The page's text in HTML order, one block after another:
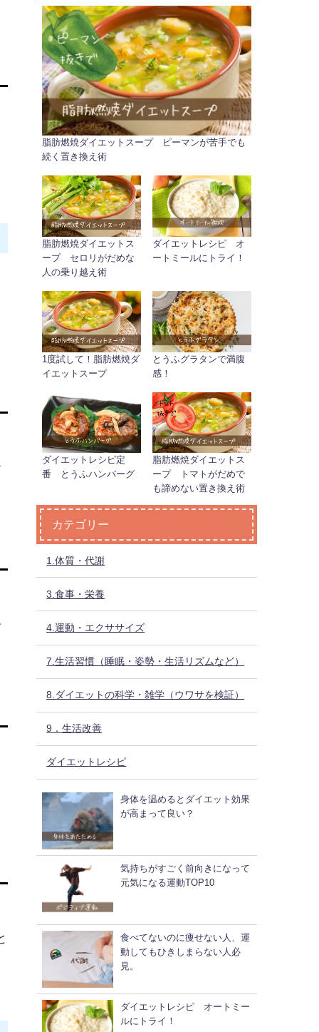
脂肪燃焼ダイエットスープ ピーマンが苦手でも
続く置き換え術
脂肪燃焼ダイエットス
ープ セロリがだめな
人の乗り越え術
ダイエットレシピ オ
ートミールにトライ！
1度試して！脂肪燃焼ダ
イエットスープ
とうふグラタンで満腹
感！
ダイエットレシピ定
番 とうふハンバーグ
脂肪燃焼ダイエットス
ープ トマトがだめで
も諦めない置き換え術
カテゴリー
1.体質・代謝
3.食事・栄養
4.運動・エクササイズ
7.生活習慣（睡眠・姿勢・生活リズムなど）
8.ダイエットの科学・雑学（ウワサを検証）
9．生活改善
ダイエットレシピ
身体を温めるとダイエット効果
が高まって良い？
気持ちがすごく前向きになって
元気になる運動TOP10
食べてないのに痩せない人、運
動してもひきしまらない人必
見。
ダイエットレシピ オートミー
ルにトライ！